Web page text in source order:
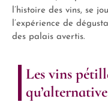
l’histoire des vins, se
l’expérience de
des palais avertis.
Les vins